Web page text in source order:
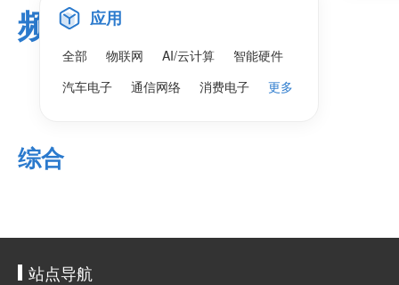
频
应用
全部 物联网 AI/云计算
智能硬件
汽车电子
通信网络 消费电子 更多
综合
站点导航